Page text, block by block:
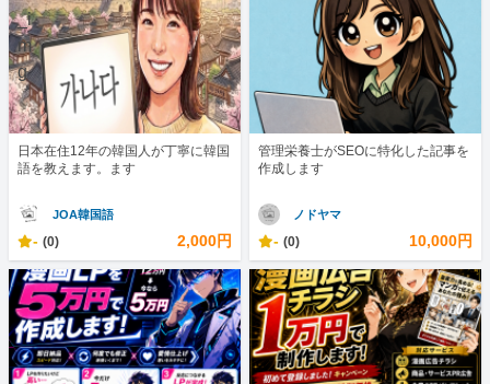
日本在住12年の韓国人が丁寧に韓国
語を教えます。ます
JOA韓国語
- (0) 2,000円
管理栄養士がSEOに特化した記事を
作成します
ノドヤマ
- (0) 10,000円